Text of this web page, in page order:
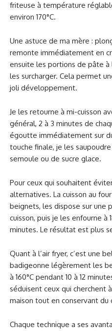
friteuse à température
environ 170°C.
Une astuce de ma mère :
remonte immédiatement en
ensuite les portions de pâte à
les surcharger. Cela permet
joli développement.
Je les retourne à mi-cuisson
général, 2 à 3 minutes de
égoutte immédiatement sur
touche finale, je les
semoule ou de sucre glace.
Pour ceux qui souhaitent
alternatives. La cuisson au
beignets, les dispose sur une
cuisson, puis je les enfourne à
minutes. Le résultat est plus
Quant à l’air fryer, c’est une
badigeonne légèrement les
à 160°C pendant 10 à 12
séduisent ceux qui cherchent
maison tout en conservant du
Chaque technique a ses